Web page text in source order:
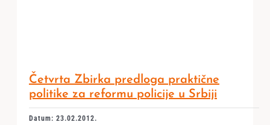
Četvrta Zbirka predloga praktične
politike za reformu policije u Srbiji
Datum: 23.02.2012.